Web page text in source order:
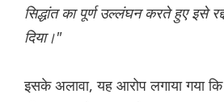
सिद्धांत का पूर्ण उल्लंघन करते हुए इसे
दिया।"
इसके अलावा, यह आरोप लगाया गया कि